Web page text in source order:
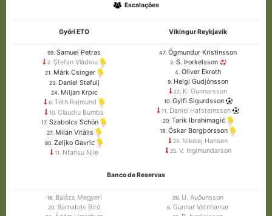
Escalações
Győri ETO Víkingur Reykjavík
99. Samuel Petras
2.Ștefan Vlădoiu
21.Márk Csinger
23.Daniel Stefulj
24. Miljan Krpic
6.Tóth Rajmund
10. Claudiu Bumba
17. Szabolcs Schön
27.Milán Vitális
80. Zeljko Gavric
11. Nfansu Njie
47. Ögmundur Kristinsson
2.S. Þorkelsson
4. Oliver Ekroth
9. Helgi Gudjónsson
22. K. Gunnarsson
10.Gylfi Sigurdsson
11. Daníel Hafsteinsson
20.Tarik Ibrahimagić
19. Óskar Borgþórsson
23. Nikolaj Hansen
25.V. Ingimundarson
Banco de Reservas
16.Balázs Megyeri
20. Barnabás Bíró
99. U. Auðunsson
6. Gunnar Vatnhamar